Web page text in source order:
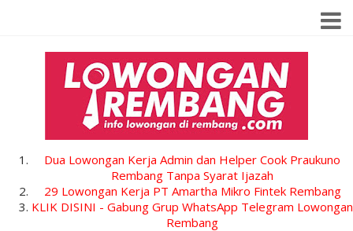
Dua Lowongan Kerja Admin dan Helper Cook Praukuno
Rembang Tanpa Syarat Ijazah
29 Lowongan Kerja PT Amartha Mikro Fintek Rembang
KLIK DISINI - Gabung Grup WhatsApp Telegram Lowongan
Rembang